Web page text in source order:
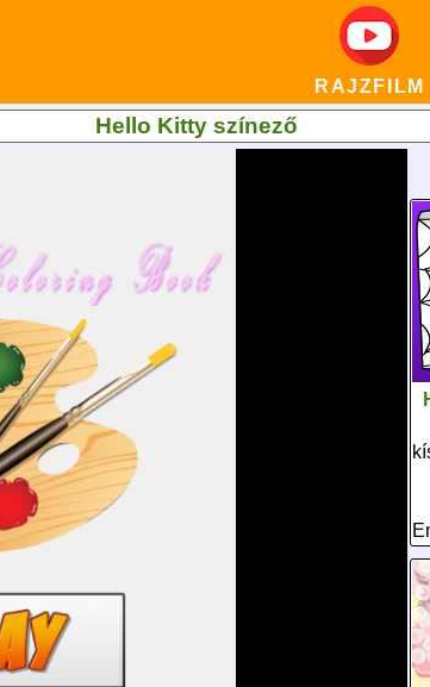
RAJZFILM
Hello Kitty színező